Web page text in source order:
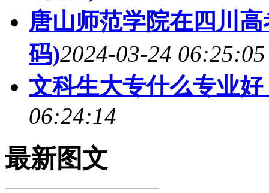
唐山师范学院在四川
码)2024-03-24 06:25:05
文科生大专什么专业
06:24:14
最新图文